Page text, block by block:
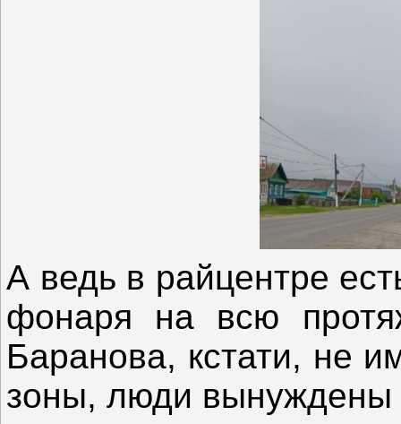
А ведь в райцентре
фонаря на всю
Баранова, кстати, не
зоны, люди вынуждены